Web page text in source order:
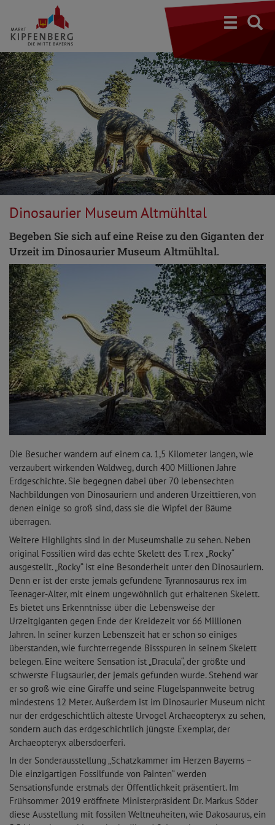
Dinosaurier Museum Altmühltal
Begeben Sie sich auf eine Reise zu den Giganten der
Urzeit im Dinosaurier Museum Altmühltal.
Die Besucher wandern auf einem ca. 1,5 Kilometer langen, wie
verzaubert wirkenden Waldweg, durch 400 Millionen Jahre
Erdgeschichte. Sie begegnen dabei über 70 lebensechten
Nachbildungen von Dinosauriern und anderen Urzeittieren, von
denen einige so groß sind, dass sie die Wipfel der Bäume
überragen.
Weitere Highlights sind in der Museumshalle zu sehen. Neben
original Fossilien wird das echte Skelett des T. rex „Rocky“
ausgestellt. „Rocky“ ist eine Besonderheit unter den Dinosauriern.
Denn er ist der erste jemals gefundene Tyrannosaurus rex im
Teenager-Alter, mit einem ungewöhnlich gut erhaltenen Skelett.
Es bietet uns Erkenntnisse über die Lebensweise der
Urzeitgiganten gegen Ende der Kreidezeit vor 66 Millionen
Jahren. In seiner kurzen Lebenszeit hat er schon so einiges
überstanden, wie furchterregende Bissspuren in seinem Skelett
belegen. Eine weitere Sensation ist „Dracula“, der größte und
schwerste Flugsaurier, der jemals gefunden wurde. Stehend war
er so groß wie eine Giraffe und seine Flügelspannweite betrug
mindestens 12 Meter. Außerdem ist im Dinosaurier Museum nicht
nur der erdgeschichtlich älteste Urvogel Archaeopteryx zu sehen,
sondern auch das erdgeschichtlich jüngste Exemplar, der
Archaeopteryx albersdoerferi.
In der Sonderausstellung „Schatzkammer im Herzen Bayerns –
Die einzigartigen Fossilfunde von Painten“ werden
Sensationsfunde erstmals der Öffentlichkeit präsentiert. Im
Frühsommer 2019 eröffnete Ministerpräsident Dr. Markus Söder
diese Ausstellung mit fossilen Weltneuheiten, wie Dakosaurus, ein